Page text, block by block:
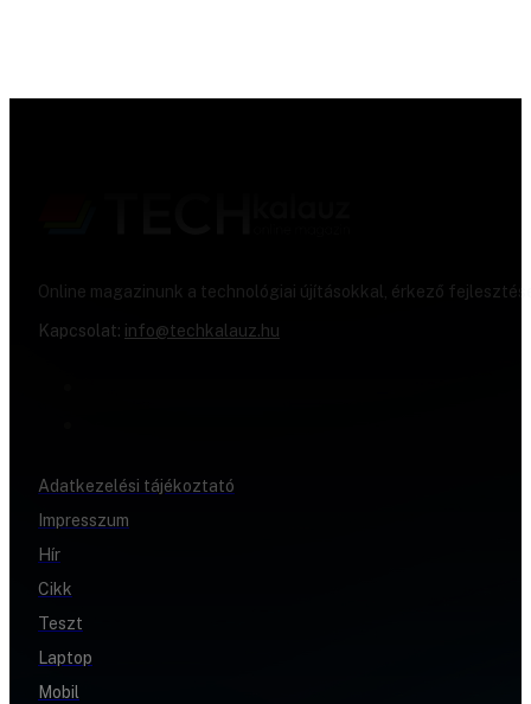
Online magazinunk a technológiai újításokkal, érkező
Kapcsolat: info@techkalauz.hu
Adatkezelési tájékoztató
Impresszum
Hír
Cikk
Teszt
Laptop
Mobil